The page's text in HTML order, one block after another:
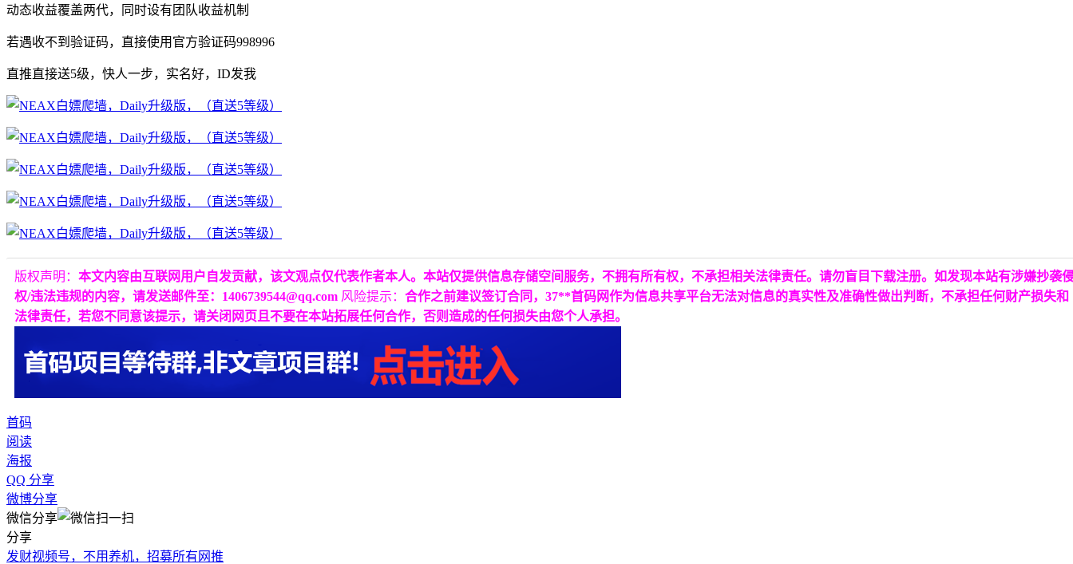
动态收益覆盖两代，同时设有团队收益机制
若遇收不到验证码，直接使用官方验证码998996
直推直接送5级，快人一步，实名好，ID发我
版权声明： 本文内容由互联网用户自发贡献，该文观点仅代表作者本人。本站仅提供信息存储空间服务，不拥有所有权，不承担相关法律责任。请勿盲目下载注册。如发现本站有涉嫌抄袭
权/违法违规的内容，请发送邮件至：1406739544@qq.com 风险提示： 合作之前建议签订合同，37**首码网作为信息共享平台无法对信息的真实性及准确性做出判断，不承担任何财产损失和
法律责任，若您不同意该提示，请关闭网页且不要在本站拓展任何合作，否则造成的任何损失由您个人承担。
首码
阅读
海报
QQ 分享
微博分享
微信分享
分享
发财视频号，不用养机，招募所有网推